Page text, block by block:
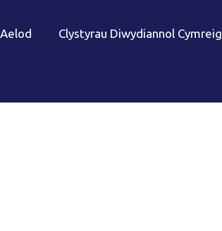
Clystyrau Diwydiannol Cymreig